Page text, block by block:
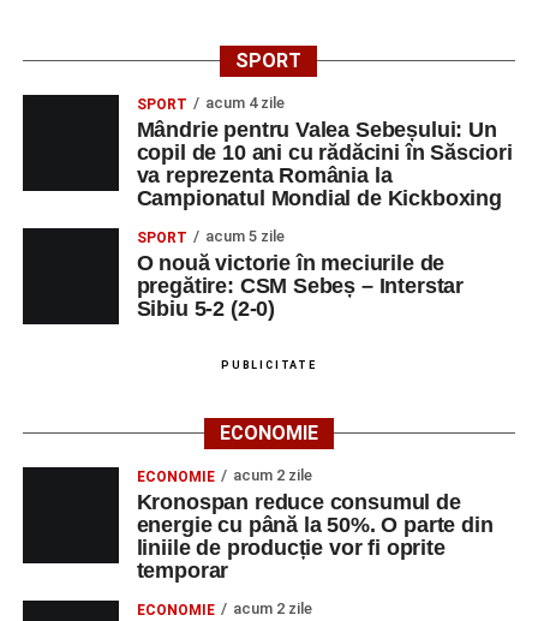
SPORT
SPORT acum 4 zile
Mândrie pentru Valea Sebeșului: Un
copil de 10 ani cu rădăcini în Săsciori
va reprezenta România la
Campionatul Mondial de Kickboxing
SPORT acum 5 zile
O nouă victorie în meciurile de
pregătire: CSM Sebeș – Interstar
Sibiu 5-2 (2-0)
PUBLICITATE
ECONOMIE
ECONOMIE acum 2 zile
Kronospan reduce consumul de
energie cu până la 50%. O parte din
liniile de producție vor fi oprite
temporar
ECONOMIE acum 2 zile